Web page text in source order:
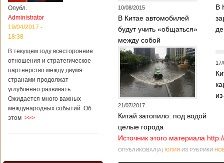
Опубл.
Administrator
19/04/2017 -
18:38
В текущем году всесторонние
отношения и стратегическое
партнерство между двумя
странами продолжат
углублённо развивать.
Ожидается много важных
международных событий. Об
этом >>>
10/08/2015
В Китае автомобилей
будут учить «общаться»
между собой
В
21/07/2017
Китай затопило: под водой
целые города
Источник этого материала
ОПУБЛИКОВАЛ(А) ЮЛИЯ ИЗ РУБРИКИ